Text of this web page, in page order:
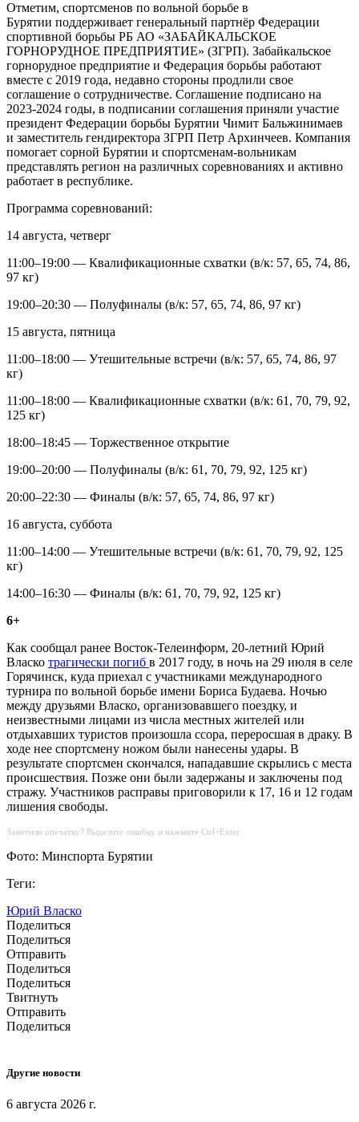
Отметим, спортсменов по вольной борьбе в
Бурятии поддерживает генеральный партнёр Федерации
спортивной борьбы РБ АО «ЗАБАЙКАЛЬСКОЕ
ГОРНОРУДНОЕ ПРЕДПРИЯТИЕ» (ЗГРП). Забайкальское
горнорудное предприятие и Федерация борьбы работают
вместе с 2019 года, недавно стороны продлили свое
соглашение о сотрудничестве. Соглашение подписано на
2023-2024 годы, в подписании соглашения приняли участие
президент Федерации борьбы Бурятии Чимит Бальжинимаев
и заместитель гендиректора ЗГРП Петр Архинчеев. Компания
помогает сорной Бурятии и спортсменам-вольникам
представлять регион на различных соревнованиях и активно
работает в республике.
Программа соревнований:
14 августа, четверг
11:00–19:00 — Квалификационные схватки (в/к: 57, 65, 74, 86,
97 кг)
19:00–20:30 — Полуфиналы (в/к: 57, 65, 74, 86, 97 кг)
15 августа, пятница
11:00–18:00 — Утешительные встречи (в/к: 57, 65, 74, 86, 97
кг)
11:00–18:00 — Квалификационные схватки (в/к: 61, 70, 79, 92,
125 кг)
18:00–18:45 — Торжественное открытие
19:00–20:00 — Полуфиналы (в/к: 61, 70, 79, 92, 125 кг)
20:00–22:30 — Финалы (в/к: 57, 65, 74, 86, 97 кг)
16 августа, суббота
11:00–14:00 — Утешительные встречи (в/к: 61, 70, 79, 92, 125
кг)
14:00–16:30 — Финалы (в/к: 61, 70, 79, 92, 125 кг)
6+
Как сообщал ранее Восток-Телеинформ, 20-летний Юрий
Власко трагически погиб в 2017 году, в ночь на 29 июля в селе
Горячинск, куда приехал с участниками международного
турнира по вольной борьбе имени Бориса Будаева. Ночью
между друзьями Власко, организовавшего поездку, и
неизвестными лицами из числа местных жителей или
отдыхавших туристов произошла ссора, переросшая в драку. В
ходе нее спортсмену ножом были нанесены удары. В
результате спортсмен скончался, нападавшие скрылись с места
происшествия. Позже они были задержаны и заключены под
стражу. Участников расправы приговорили к 17, 16 и 12 годам
лишения свободы.
Заметили опечатку? Выделите ошибку и нажмите Ctrl+Enter.
Фото: Минспорта Бурятии
Теги:
Юрий Власко
Поделиться
Поделиться
Отправить
Поделиться
Поделиться
Твитнуть
Отправить
Поделиться
Другие новости
6 августа 2026 г.